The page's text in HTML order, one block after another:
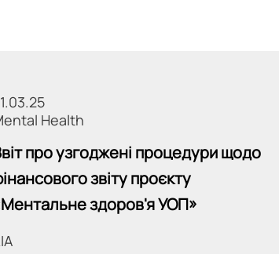
Health
про узгоджені процедури щодо
звіту проєкту
здоров'я УОП»